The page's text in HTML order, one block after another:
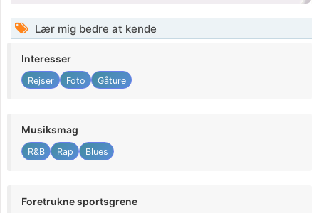
Lær mig bedre at kende
Interesser
Rejser Foto Gåture
Musiksmag
R&B Rap Blues
Foretrukne sportsgrene